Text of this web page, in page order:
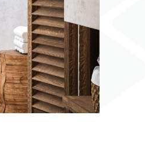
SLIMME TECHNOLOGIEËN
Revolutioneer je badkamer met
slimme technologieën